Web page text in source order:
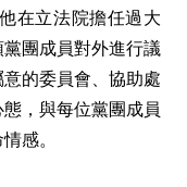
在立法院擔任過大
團成員對外進行議
的委員會、協助處
，與每位黨團成員
感。